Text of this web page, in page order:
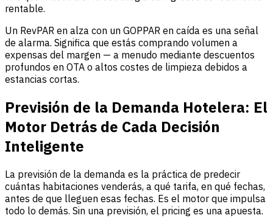
rentable.
Un RevPAR en alza con un GOPPAR en caída es una señal
de alarma. Significa que estás comprando volumen a
expensas del margen — a menudo mediante descuentos
profundos en OTA o altos costes de limpieza debidos a
estancias cortas.
Previsión de la Demanda Hotelera: El
Motor Detrás de Cada Decisión
Inteligente
La previsión de la demanda es la práctica de predecir
cuántas habitaciones venderás, a qué tarifa, en qué fechas,
antes de que lleguen esas fechas. Es el motor que impulsa
todo lo demás. Sin una previsión, el pricing es una apuesta.